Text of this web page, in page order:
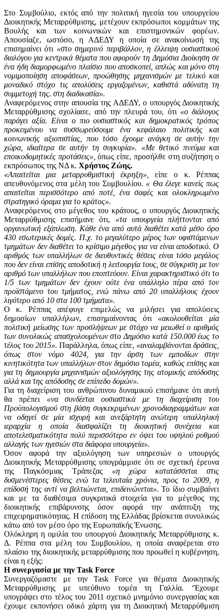
Στο Συμβούλιο, εκτός από την πολιτική ηγεσία του υπουργείου
Διοικητικής Μεταρρύθμισης, μετέχουν εκπρόσωποι κομμάτων της
Βουλής και των κοινωνικών και επιστημονικών φορέων.
Απουσίαζε, ωστόσο, η ΑΔΕΔΥ η οποία σε ανακοίνωσή της
επισημαίνει ότι «στο σημερινό περιβάλλον, η έλλειψη ουσιαστικού
διαλόγου για κεντρικά θέματα που αφορούν τη Δημόσια Διοίκηση σε
ένα ήδη διαμορφωμένο πλαίσιο που αποσκοπεί, απλώς και μόνο στη
νομιμοποίηση αποφάσεων, προώθησης μηχανισμών με τελικό και
μοναδικό στόχο τις απολύσεις εργαζομένων, καθιστά αδύνατη τη
συμμετοχή της. στη διαδικασία».
Αναφερόμενος στην απουσία της ΑΔΕΔΥ, ο υπουργός Διοικητικής
Μεταρρύθμισης σχολίασε, από την πλευρά του, ότι «ο διάλογος
παράγει αξία. Είναι ο πιο ουσιαστικός και δημοκρατικός τρόπος
προκειμένου να συσσωρεύσουμε ένα κεφάλαιο πολιτικής και
κοινωνικής αξιοπιστίας, που τόσο έχουμε ανάγκη σε αυτήν την
χώρα, ιδιαίτερα σε αυτήν τη συγκυρία». «Με θετικό πνεύμα και
εποικοδομητικές προτάσεις»,όπως είπε, προσήλθε στη συζήτηση ο
εκπρόσωπος της ΝΔ κ. Χρήστος Ζώης.
«Απαιτείται μια μεταρρυθμιστική έκρηξη»,είπε ο κ. Ρέππας
απευθυνόμενος στα μέλη του Συμβουλίου. « Θα έλεγε κανείς πως
απαιτείται περισσότερο από ποτέ, ένα σαφές και ολοκληρωμένο
στρατηγικό όραμα για το κράτος».
Αναφερόμενος στο μέγεθος του κράτους, ο υπουργός Διοικητικής
Μεταρρύθμισης επισήμανε ότι, «τα υπουργεία πλήττονται από
οργανωτική εξάπλωση. Κάθε ένα από αυτά διαθέτει κατά μέσο όρο
430 εσωτερικές δομές. Π.χ. το μεγαλύτερο μέρος των υφιστάμενων
τμημάτων δεν διαθέτει το κρίσιμο μέγεθος για να είναι αποδοτικό. Ο
αριθμός των υπαλλήλων σε διευθυντικές θέσεις είναι τόσο μεγάλος
που δεν είναι επίσης αποδοτική η λειτουργία τους, σε σύγκριση με τον
αριθμό των υπαλλήλων που εποπτεύουν. Είναι χαρακτηριστικό ότι το
1/5 των τμημάτων δεν έχουν ούτε ένα υπάλληλο πέρα από τον
προϊστάμενο του τμήματος, ενώ πάνω από 20 υπαλλήλους έχουν
λιγότερο από 10 στα 100 τμήματα».
Ο κ. Ρέππας απέφυγε επιμελώς να μιλήσει για απολύσεις
δημοσίων υπαλλήλων, επισημαίνοντας ότι «ακολουθείται μία
πολιτική μείωσης των προσλήψεων με στόχο να μειωθεί ο αριθμός
των συνολικώς απασχολουμένων στο Δημόσιο κατά 150.000 έως το
τέλος του 2015». Παράλληλα, όπως είπε, «αναλαμβάνονται δράσεις,
όπως στον νόμο 4024, για την άρση των εμποδίων στην
κινητικότητα των υπαλλήλων στον δημόσιο τομέα, καθώς επίσης και
για τη δημιουργία μηχανισμών αξιολόγησης της ατομικής απόδοσης
αλλά και της απόδοσης σε επίπεδο δομών».
Για τη διαχείριση του ανθρώπινου δυναμικού επισήμανε ότι αυτή
θα πρέπει «να συνδέεται ουσιαστικά με τη διαχείριση του
Προϋπολογισμού στη βάση συγκεκριμένων χρονοδιαγραμμάτων και
να οδηγεί σε μία ισχυρή και ανεξάρτητη ανώτερη υπαλληλική
ιεραρχία η οποία διασφαλίζει τη διοικητική συνέχεια και
αποτελεσματικότητα πολύ περισσότερο εν όψει του υψηλού ρυθμού
αλλαγής των ηγεσιών στα διάφορα υπουργεία».
Όσον αφορά την αξιολόγηση των υπηρεσιών ο υπουργός
Διοικητικής Μεταρρύθμισης υπογράμμισε ότι σε σχετική έρευνα
της Παγκόσμιας Τράπεζας «η χώρα κατατάσσεται στις
δυσμενέστερες θέσεις ενώ τα τελευταία χρόνια, προς το 2009, η
επίδοσή της αντί να βελτιώνεται, επιδεινώνεται». Το ίδιο συμβαίνει
και με τα διαθέσιμα συγκριτικά στοιχεία για το μέγεθος της
διοικητικής επιβάρυνσης όσον αφορά την ανάπτυξη της
επιχειρηματικότητας. Η επίδοση της Ελλάδας βρίσκεται συνολικώς
κάτω από τον μέσο όρο της Ευρωπαϊκής Ένωσης.
Ολόκληρη η ομιλία του υπουργού Διοικητικής Μεταρρύθμισης κ.
Δ. Ρέππα στα μέλη του Συμβουλίου, η οποία αναφέρεται στο
πλαίσιο της διοικητικής μεταρρύθμισης που προωθεί η κυβέρνηση,
είναι η εξής:
Η συνεργασία με την Task Force
Συνεργαζόμαστε με την Task Force για θέματα Διοικητικής
Μεταρρύθμισης με υπεύθυνο τομέα τη Γαλλία. ‘Έχουμε
υπογράψει στο τέλος του 2011 σχετικό μνημόνιο συνεργασίας και
έχουμε εκπονήσει οδικό χάρτη για τη Διοικητική Μεταρρύθμιση